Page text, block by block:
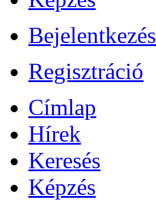
Bejelentkezés
Regisztráció
Címlap
Hírek
Keresés
Képzés